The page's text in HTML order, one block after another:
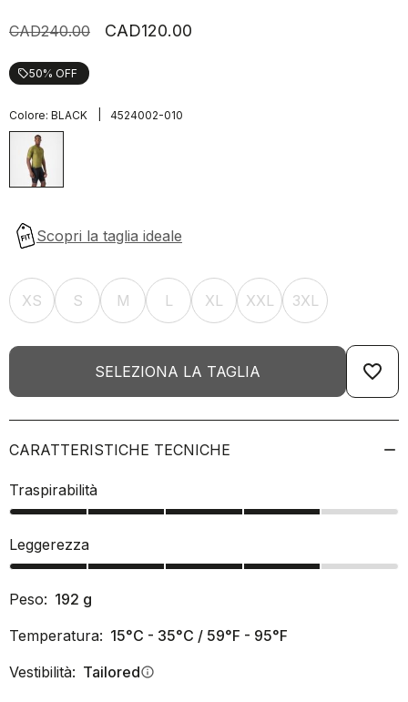
CAD240.00 CAD120.00
local_offer50% OFF
Colore: BLACK 4524002-010
XS S M L XL XXL 3XL
SELEZIONA LA TAGLIA favorite_border
CARATTERISTICHE TECNICHE
Traspirabilità
Leggerezza
Peso: 192 g
Temperatura: 15°C - 35°C / 59°F - 95°F
Vestibilità: Tailoredinfo